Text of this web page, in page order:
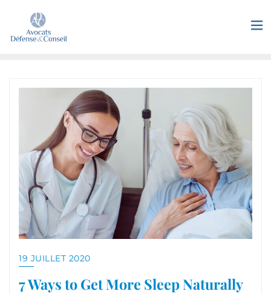
19 JUILLET 2020
7 Ways to Get More Sleep Naturally